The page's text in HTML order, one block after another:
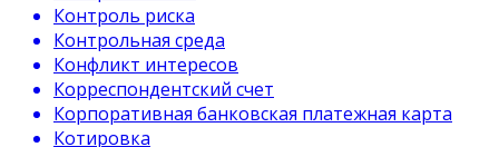
Контроль риска
Контрольная среда
Конфликт интересов
Корреспондентский счет
Корпоративная банковская платежная карта
Котировка